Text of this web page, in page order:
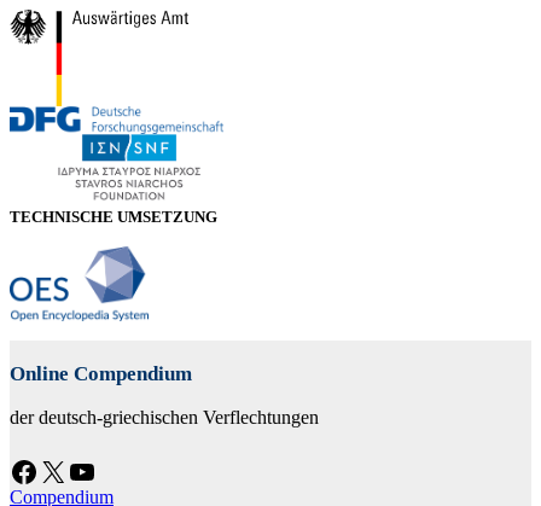
TECHNISCHE UMSETZUNG
Online Compendium
der deutsch-griechischen Verflechtungen
Facebook X YouTube
Compendium